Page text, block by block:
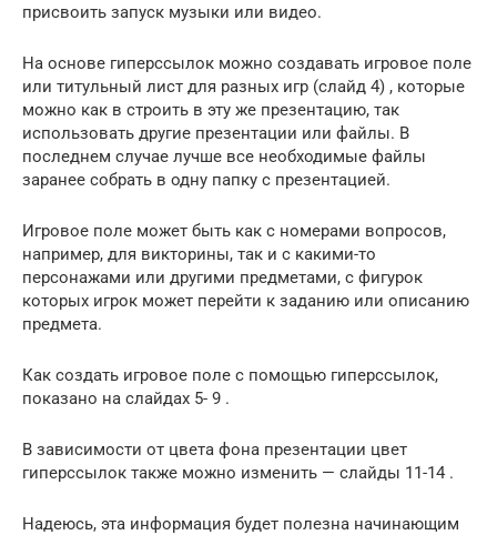
присвоить запуск музыки или видео.
На основе гиперссылок можно создавать игровое поле
или титульный лист для разных игр (слайд 4) , которые
можно как в строить в эту же презентацию, так
использовать другие презентации или файлы. В
последнем случае лучше все необходимые файлы
заранее собрать в одну папку с презентацией.
Игровое поле может быть как с номерами вопросов,
например, для викторины, так и с какими-то
персонажами или другими предметами, с фигурок
которых игрок может перейти к заданию или описанию
предмета.
Как создать игровое поле с помощью гиперссылок,
показано на слайдах 5- 9 .
В зависимости от цвета фона презентации цвет
гиперссылок также можно изменить — слайды 11-14 .
Надеюсь, эта информация будет полезна начинающим